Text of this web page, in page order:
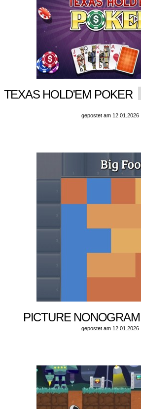
TEXAS HOLD'EM POKER
gepostet am 12.01.2026
PICTURE NONOGRAM
gepostet am 12.01.2026